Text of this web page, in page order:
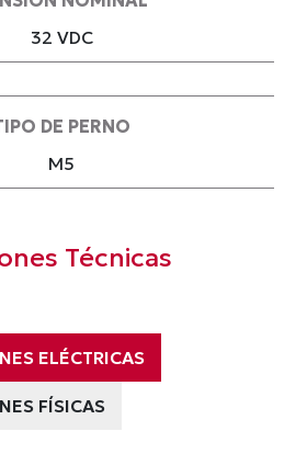
32 VDC
DE PERNO
M5
Técnicas
ELÉCTRICAS
FÍSICAS